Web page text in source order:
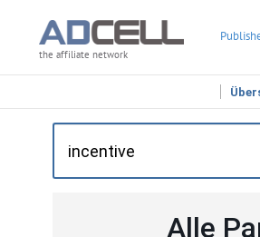
the affiliate network
Alle